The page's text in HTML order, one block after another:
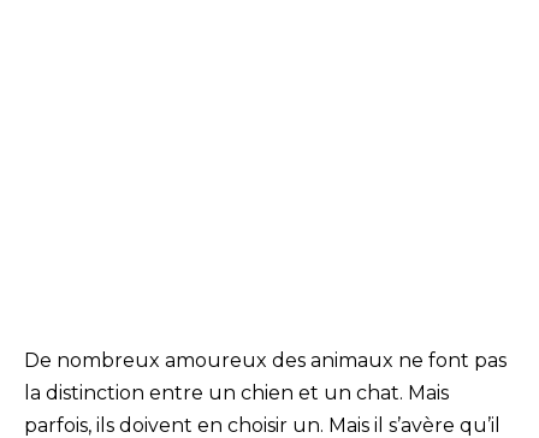
De nombreux amoureux des animaux ne font pas
la distinction entre un chien et un chat. Mais
parfois, ils doivent en choisir un. Mais il s’avère qu’il